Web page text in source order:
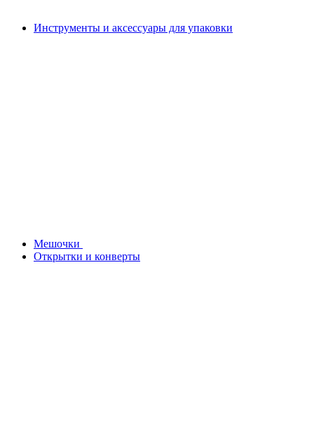
Инструменты и аксессуары для упаковки
Мешочки
Открытки и конверты